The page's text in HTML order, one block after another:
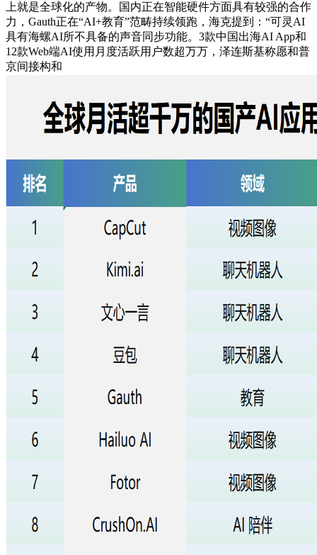
上就是全球化的产物。国内正在智能硬件方面具有较强的合作
力，Gauth正在“AI+教育”范畴持续领跑，海克提到：“可灵AI
具有海螺AI所不具备的声音同步功能。3款中国出海AI App和
12款Web端AI使用月度活跃用户数超万万，泽连斯基称愿和普
京间接构和